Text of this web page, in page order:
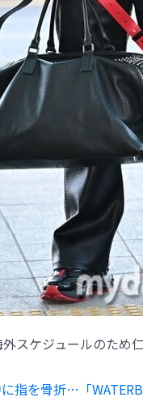
スケジュールのため
に指を骨折…「